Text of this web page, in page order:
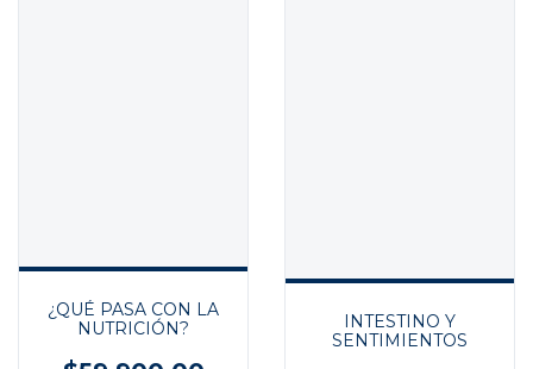
¿QUÉ PASA CON LA
NUTRICIÓN?
INTESTINO Y
SENTIMIENTOS